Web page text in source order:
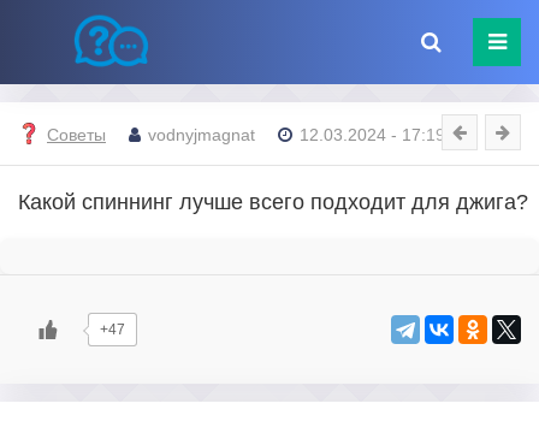
Советы vodnyjmagnat 12.03.2024 - 17:19
Какой спиннинг лучше всего подходит для джига?
+47